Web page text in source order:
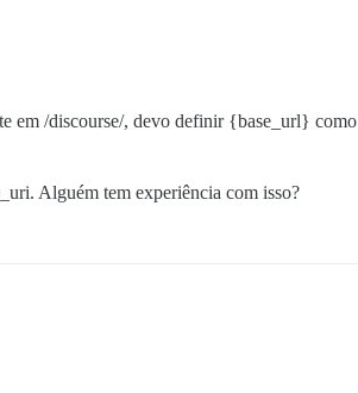
em /discourse/, devo definir {base_url} como
Alguém tem experiência com isso?